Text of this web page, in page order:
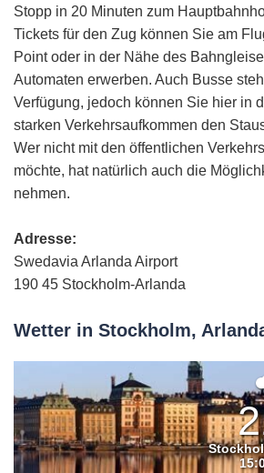
Stopp in 20 Minuten zum
Tickets für den Zug können Sie am
Point oder in der Nähe des
Automaten erwerben. Auch Busse
Verfügung, jedoch können Sie hier in
starken Verkehrsaufkommen den
Wer nicht mit den öffentlichen
möchte, hat natürlich auch die
nehmen.
Adresse:
Swedavia Arlanda Airport
190 45 Stockholm-Arlanda
Wetter in Stockholm,